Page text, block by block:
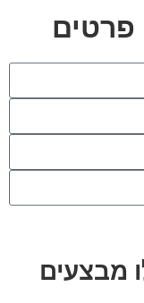
פרטים
מבצעים